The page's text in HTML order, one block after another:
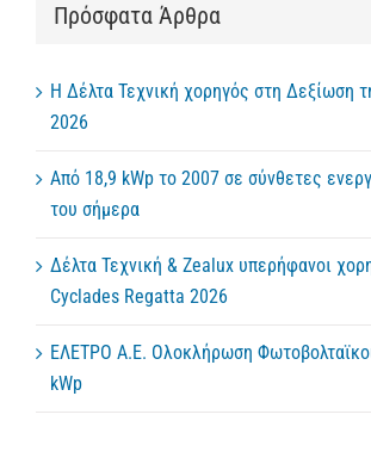
Πρόσφατα Άρθρα
Η Δέλτα Τεχνική χορηγός στη Δεξίωση
2026
Από 18,9 kWp το 2007 σε σύνθετες
του σήμερα
Δέλτα Τεχνική & Zealux υπερήφανοι
Cyclades Regatta 2026
ΕΛΕΤΡΟ Α.Ε. Ολοκλήρωση
kWp